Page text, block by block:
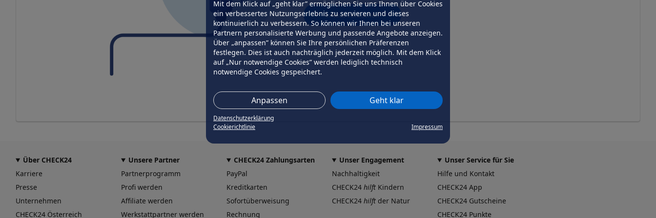
Mit dem Klick auf „geht klar” ermöglichen Sie uns Ihnen über Cookies
ein verbessertes Nutzungserlebnis zu servieren und dieses
kontinuierlich zu verbessern. So können wir Ihnen bei unseren
Partnern personalisierte Werbung und passende Angebote anzeigen.
Über „anpassen” können Sie Ihre persönlichen Präferenzen
festlegen. Dies ist auch nachträglich jederzeit möglich. Mit dem Klick
auf „Nur notwendige Cookies” werden lediglich technisch
notwendige Cookies gespeichert.
Anpassen Geht klar
Datenschutzerklärung
Cookierichtlinie
Impressum
erneut versuchen
Über CHECK24
Karriere
Presse
Unternehmen
CHECK24 Österreich
Unsere Partner
Partnerprogramm
Profi werden
Affiliate werden
Werkstattpartner werden
CHECK24 Zahlungsarten
PayPal
Kreditkarten
Sofortüberweisung
Rechnung
Unser Engagement
Nachhaltigkeit
CHECK24 hilft Kindern
CHECK24 hilft der Natur
Unser Service für Sie
Hilfe und Kontakt
CHECK24 App
CHECK24 Gutscheine
CHECK24 Punkte